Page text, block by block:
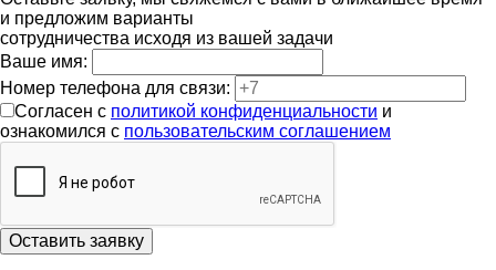
и предложим варианты
сотрудничества исходя из вашей задачи
Ваше имя:
Номер телефона для связи:
Согласен с политикой конфиденциальности и
ознакомился с пользовательским соглашением
Оставить заявку